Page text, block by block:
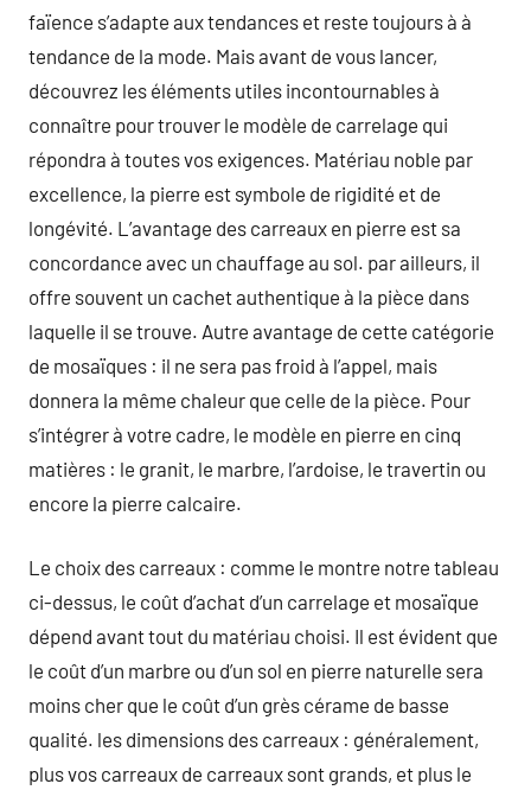
faïence s’adapte aux tendances et reste toujours à à
tendance de la mode. Mais avant de vous lancer,
découvrez les éléments utiles incontournables à
connaître pour trouver le modèle de carrelage qui
répondra à toutes vos exigences. Matériau noble par
excellence, la pierre est symbole de rigidité et de
longévité. L’avantage des carreaux en pierre est sa
concordance avec un chauffage au sol. par ailleurs, il
offre souvent un cachet authentique à la pièce dans
laquelle il se trouve. Autre avantage de cette catégorie
de mosaïques : il ne sera pas froid à l’appel, mais
donnera la même chaleur que celle de la pièce. Pour
s’intégrer à votre cadre, le modèle en pierre en cinq
matières : le granit, le marbre, l’ardoise, le travertin ou
encore la pierre calcaire.
Le choix des carreaux : comme le montre notre tableau
ci-dessus, le coût d’achat d’un carrelage et mosaïque
dépend avant tout du matériau choisi. Il est évident que
le coût d’un marbre ou d’un sol en pierre naturelle sera
moins cher que le coût d’un grès cérame de basse
qualité. les dimensions des carreaux : généralement,
plus vos carreaux de carreaux sont grands, et plus le